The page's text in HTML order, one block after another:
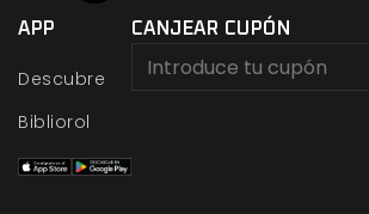
APP
Descubre
Bibliorol
CANJEAR CUPÓN